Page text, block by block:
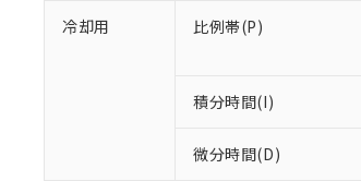
冷却用 比例帯(P)
積分時間(I)
微分時間(D)